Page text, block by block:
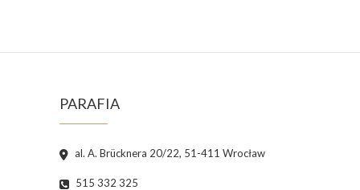
PARAFIA
al. A. Brücknera 20/22, 51-411 Wrocław
515 332 325